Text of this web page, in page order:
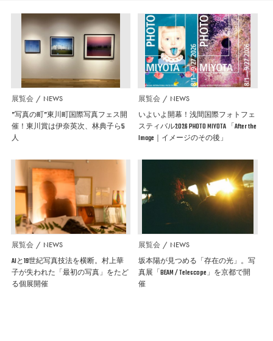
展覧会 NEWS
”写真の町”東川町国際写真フェス開
催！東川賞は伊奈英次、林典子ら5
人
展覧会 NEWS
いよいよ開幕！浅間国際フォトフェ
スティバル2026 PHOTO MIYOTA 「After the
Image｜イメージのその後」
展覧会 NEWS
AIと19世紀写真技法を横断。村上華
子が失われた「最初の写真」をたど
る個展開催
展覧会 NEWS
坂本陽が見つめる「存在の光」。写
真展「BEAM / Telescope」を京都で開
催